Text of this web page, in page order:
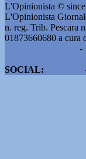
L'Opinionista © since
L'Opinionista
n. reg. Trib. Pescara
01873660680 a cura
-
SOCIAL: